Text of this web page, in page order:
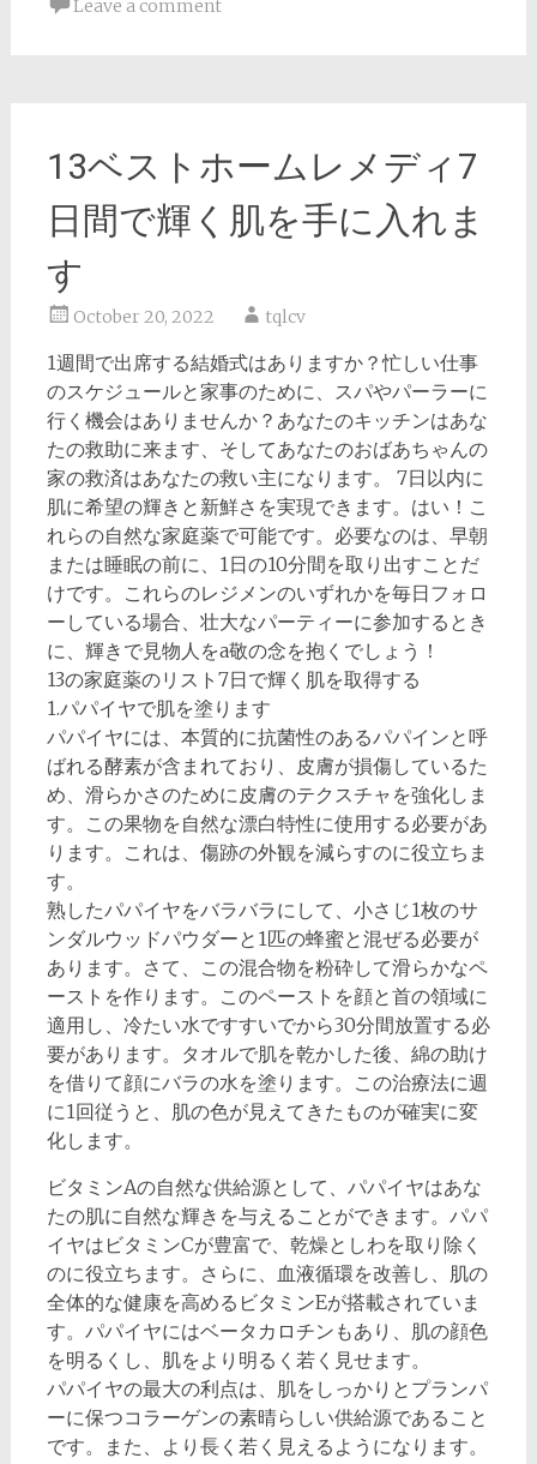
Leave a comment
13ベストホームレメディ7
日間で輝く肌を手に入れま
す
October 20, 2022 tqlcv
1週間で出席する結婚式はありますか？忙しい仕事
のスケジュールと家事のために、スパやパーラーに
行く機会はありませんか？あなたのキッチンはあな
たの救助に来ます、そしてあなたのおばあちゃんの
家の救済はあなたの救い主になります。 7日以内に
肌に希望の輝きと新鮮さを実現できます。はい！こ
れらの自然な家庭薬で可能です。必要なのは、早朝
または睡眠の前に、1日の10分間を取り出すことだ
けです。これらのレジメンのいずれかを毎日フォロ
ーしている場合、壮大なパーティーに参加するとき
に、輝きで見物人をa敬の念を抱くでしょう！
13の家庭薬のリスト7日で輝く肌を取得する
1.パパイヤで肌を塗ります
パパイヤには、本質的に抗菌性のあるパパインと呼
ばれる酵素が含まれており、皮膚が損傷しているた
め、滑らかさのために皮膚のテクスチャを強化しま
す。この果物を自然な漂白特性に使用する必要があ
ります。これは、傷跡の外観を減らすのに役立ちま
す。
熟したパパイヤをバラバラにして、小さじ1枚のサ
ンダルウッドパウダーと1匹の蜂蜜と混ぜる必要が
あります。さて、この混合物を粉砕して滑らかなペ
ーストを作ります。このペーストを顔と首の領域に
適用し、冷たい水ですすいでから30分間放置する必
要があります。タオルで肌を乾かした後、綿の助け
を借りて顔にバラの水を塗ります。この治療法に週
に1回従うと、肌の色が見えてきたものが確実に変
化します。
ビタミンAの自然な供給源として、パパイヤはあな
たの肌に自然な輝きを与えることができます。パパ
イヤはビタミンCが豊富で、乾燥としわを取り除く
のに役立ちます。さらに、血液循環を改善し、肌の
全体的な健康を高めるビタミンEが搭載されていま
す。パパイヤにはベータカロチンもあり、肌の顔色
を明るくし、肌をより明るく若く見せます。
パパイヤの最大の利点は、肌をしっかりとプランパ
ーに保つコラーゲンの素晴らしい供給源であること
です。また、より長く若く見えるようになります。